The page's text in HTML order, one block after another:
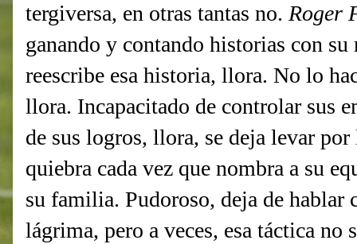
tergiversa, en otras tantas no. Roger
ganando y contando historias con su
reescribe esa historia, llora. No lo
llora. Incapacitado de controlar sus
de sus logros, llora, se deja levar
quiebra cada vez que nombra a su
su familia. Pudoroso, deja de hablar
lágrima, pero a veces, esa táctica no